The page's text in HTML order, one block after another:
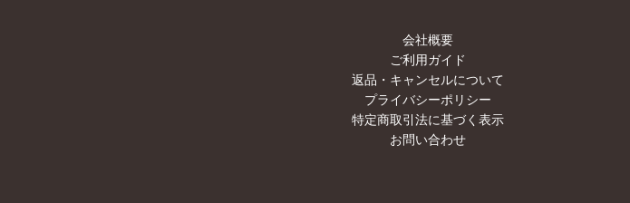
会社概要
ご利用ガイド
返品・キャンセルについて
プライバシーポリシー
特定商取引法に基づく表示
お問い合わせ